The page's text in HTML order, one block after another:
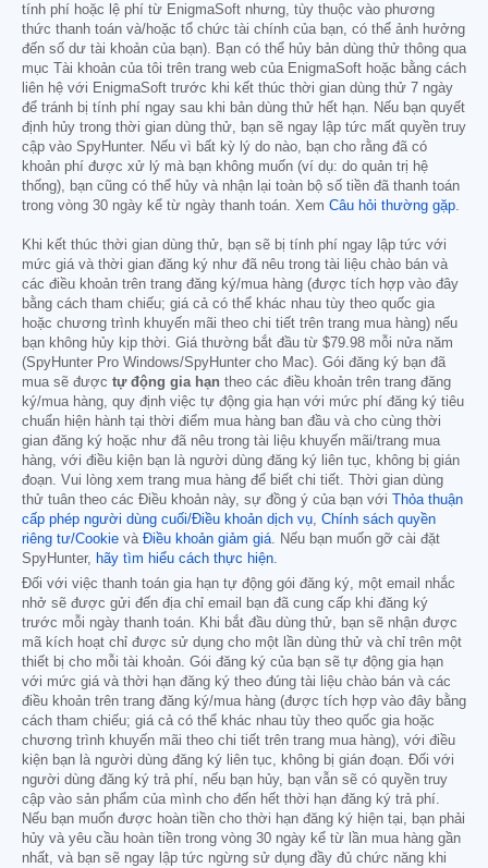
tính phí hoặc lệ phí từ EnigmaSoft nhưng, tùy thuộc vào phương
thức thanh toán và/hoặc tổ chức tài chính của bạn, có thể ảnh hưởng
đến số dư tài khoản của bạn). Bạn có thể hủy bản dùng thử thông qua
mục Tài khoản của tôi trên trang web của EnigmaSoft hoặc bằng cách
liên hệ với EnigmaSoft trước khi kết thúc thời gian dùng thử 7 ngày
để tránh bị tính phí ngay sau khi bản dùng thử hết hạn. Nếu bạn quyết
định hủy trong thời gian dùng thử, bạn sẽ ngay lập tức mất quyền truy
cập vào SpyHunter. Nếu vì bất kỳ lý do nào, bạn cho rằng đã có
khoản phí được xử lý mà bạn không muốn (ví dụ: do quản trị hệ
thống), bạn cũng có thể hủy và nhận lại toàn bộ số tiền đã thanh toán
trong vòng 30 ngày kể từ ngày thanh toán. Xem Câu hỏi thường gặp.
Khi kết thúc thời gian dùng thử, bạn sẽ bị tính phí ngay lập tức với
mức giá và thời gian đăng ký như đã nêu trong tài liệu chào bán và
các điều khoản trên trang đăng ký/mua hàng (được tích hợp vào đây
bằng cách tham chiếu; giá cả có thể khác nhau tùy theo quốc gia
hoặc chương trình khuyến mãi theo chi tiết trên trang mua hàng) nếu
bạn không hủy kịp thời. Giá thường bắt đầu từ $79.98 mỗi nửa năm
(SpyHunter Pro Windows/SpyHunter cho Mac). Gói đăng ký bạn đã
mua sẽ được tự động gia hạn theo các điều khoản trên trang đăng
ký/mua hàng, quy định việc tự động gia hạn với mức phí đăng ký tiêu
chuẩn hiện hành tại thời điểm mua hàng ban đầu và cho cùng thời
gian đăng ký hoặc như đã nêu trong tài liệu khuyến mãi/trang mua
hàng, với điều kiện bạn là người dùng đăng ký liên tục, không bị gián
đoạn. Vui lòng xem trang mua hàng để biết chi tiết. Thời gian dùng
thử tuân theo các Điều khoản này, sự đồng ý của bạn với
Thỏa thuận
cấp phép người dùng cuối/Điều khoản dịch vụ, Chính sách quyền
riêng tư/Cookie và Điều khoản giảm giá. Nếu bạn muốn gỡ cài đặt
SpyHunter, hãy tìm hiểu cách thực hiện.
Đối với việc thanh toán gia hạn tự động gói đăng ký, một email nhắc
nhở sẽ được gửi đến địa chỉ email bạn đã cung cấp khi đăng ký
trước mỗi ngày thanh toán. Khi bắt đầu dùng thử, bạn sẽ nhận được
mã kích hoạt chỉ được sử dụng cho một lần dùng thử và chỉ trên một
thiết bị cho mỗi tài khoản. Gói đăng ký của bạn sẽ tự động gia hạn
với mức giá và thời hạn đăng ký theo đúng tài liệu chào bán và các
điều khoản trên trang đăng ký/mua hàng (được tích hợp vào đây bằng
cách tham chiếu; giá cả có thể khác nhau tùy theo quốc gia hoặc
chương trình khuyến mãi theo chi tiết trên trang mua hàng), với điều
kiện bạn là người dùng đăng ký liên tục, không bị gián đoạn. Đối với
người dùng đăng ký trả phí, nếu bạn hủy, bạn vẫn sẽ có quyền truy
cập vào sản phẩm của mình cho đến hết thời hạn đăng ký trả phí.
Nếu bạn muốn được hoàn tiền cho thời hạn đăng ký hiện tại, bạn phải
hủy và yêu cầu hoàn tiền trong vòng 30 ngày kể từ lần mua hàng gần
nhất, và bạn sẽ ngay lập tức ngừng sử dụng đầy đủ chức năng khi